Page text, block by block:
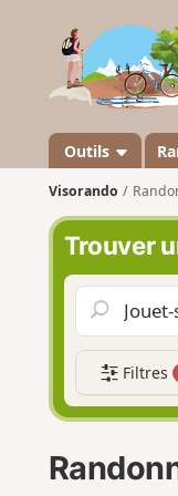
Outils
Visorando
Trouver
Filtres